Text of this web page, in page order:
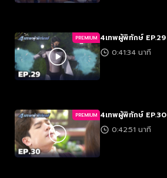
PREMIUM 4เทพผู้พิทักษ์ EP.29
0:41:34 นาที
PREMIUM 4เทพผู้พิทักษ์ EP.30
0:42:51 นาที